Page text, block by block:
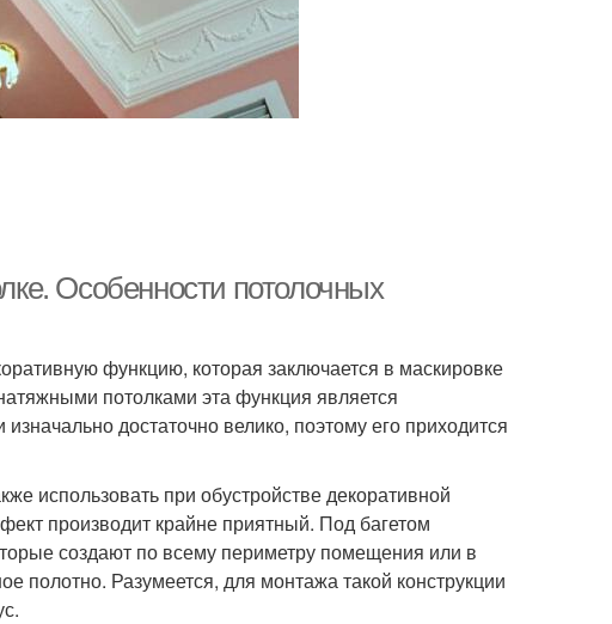
Особенности потолочных
функцию, которая заключается в маскировке
потолками эта функция является
достаточно велико, поэтому его приходится
использовать при обустройстве декоративной
производит крайне приятный. Под багетом
создают по всему периметру помещения или в
полотно. Разумеется, для монтажа такой конструкции